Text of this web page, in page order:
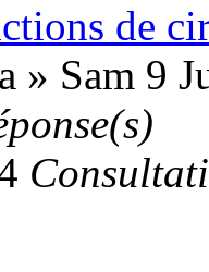
de
» Sam 9